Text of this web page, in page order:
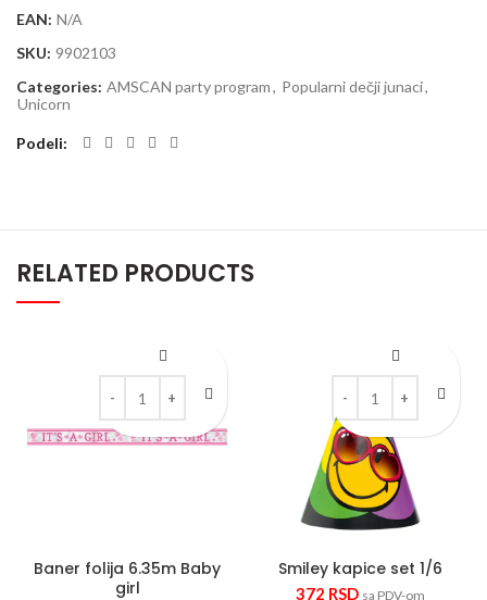
EAN: N/A
SKU: 9902103
Categories: AMSCAN party program, Popularni dečji junaci,
Unicorn
Podeli
RELATED PRODUCTS
Baner folija 6.35m Baby
girl
Baner folija 6.35m Baby girl quantity
Smiley kapice set 1/6
372 RSD sa PDV-om
Smiley kapice set 1/6